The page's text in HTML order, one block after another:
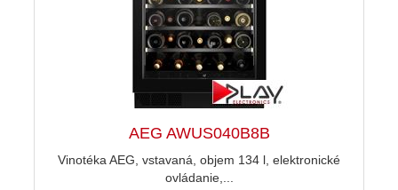
AEG AWUS040B8B
Vinotéka AEG, vstavaná, objem 134 l, elektronické
ovládanie,...